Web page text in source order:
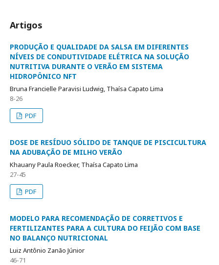
Artigos
PRODUÇÃO E QUALIDADE DA SALSA EM DIFERENTES
NÍVEIS DE CONDUTIVIDADE ELÉTRICA NA SOLUÇÃO
NUTRITIVA DURANTE O VERÃO EM SISTEMA
HIDROPÔNICO NFT
Bruna Francielle Paravisi Ludwig, Thaísa Capato Lima
8-26
PDF
DOSE DE RESÍDUO SÓLIDO DE TANQUE DE PISCICULTURA
NA ADUBAÇÃO DE MILHO VERÃO
Khauany Paula Roecker, Thaísa Capato Lima
27-45
PDF
MODELO PARA RECOMENDAÇÃO DE CORRETIVOS E
FERTILIZANTES PARA A CULTURA DO FEIJÃO COM BASE
NO BALANÇO NUTRICIONAL
Luiz Antônio Zanão Júnior
46-71